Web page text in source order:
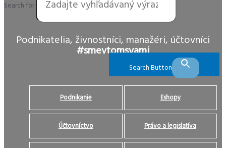
Search for:
Search Button
Podnikatelia, živnostníci, manažéri, účtovníci
#smevtomsvami
Podnikanie Eshopy
Účtovníctvo Právo a legislatíva